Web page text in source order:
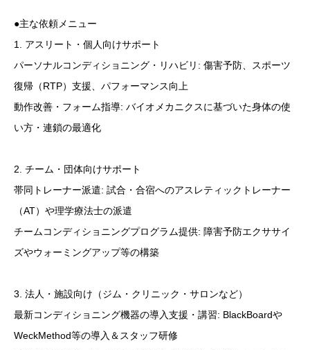
●主な依頼メニュー
1. アスリート・個人向けサポート
パーソナルコンディショニング・リハビリ: 傷害予防、スポーツ
復帰（RTP）支援、パフォーマンス向上
動作改善・フォーム指導: バイオメカニクスに基づいた身体の使
い方・連鎖の最適化
2. チーム・団体向けサポート
帯同トレーナー派遣: 試合・合宿へのアスレティックトレーナー
（AT）や理学療法士の派遣
チームコンディショニングプログラム提供: 障害予防エクササイ
ズやウォーミングアップ等の構築
3. 法人・施設向け（ジム・クリニック・サロンなど）
最新コンディショニング機器の導入支援・講習: BlackBoardや
WeckMethod等の導入＆スタッフ研修